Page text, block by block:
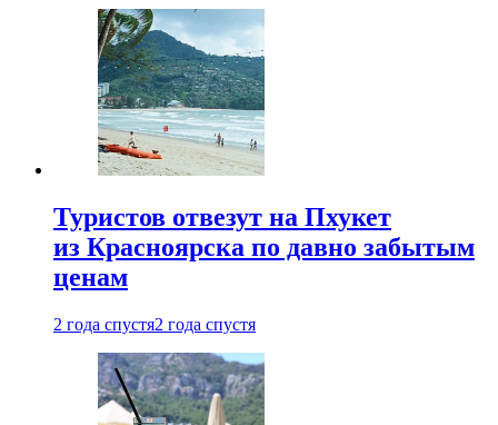
Туристов отвезут на Пхукет
из Красноярска по давно забытым
ценам
2 года спустя2 года спустя